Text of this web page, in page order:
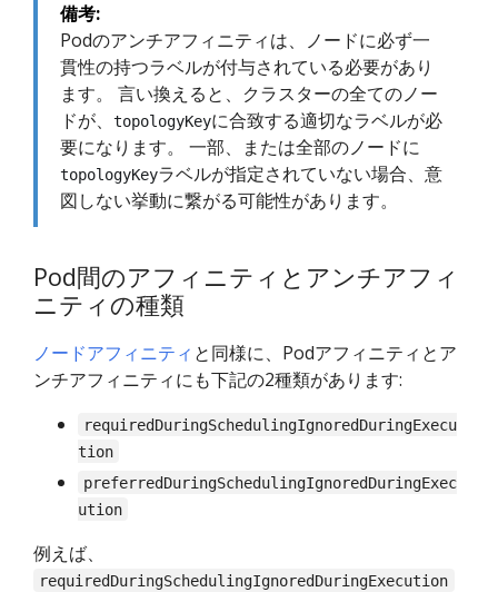
備考:
Podのアンチアフィニティは、ノードに必ず一
貫性の持つラベルが付与されている必要があり
ます。 言い換えると、クラスターの全てのノー
ドが、
topologyKeyに合致する適切なラベルが必
要になります。 一部、または全部のノードに
topologyKeyラベルが指定されていない場合、意
図しない挙動に繋がる可能性があります。
Pod間のアフィニティとアンチアフィ
ニティの種類
ノードアフィニティ と同様に、Podアフィニティとア
ンチアフィニティにも下記の2種類があります:
requiredDuringSchedulingIgnoredDuringExecu
tion
preferredDuringSchedulingIgnoredDuringExec
ution
例えば、
requiredDuringSchedulingIgnoredDuringExecution